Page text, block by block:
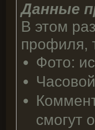
Данные
В этом
профиля,
Фото:
смогут